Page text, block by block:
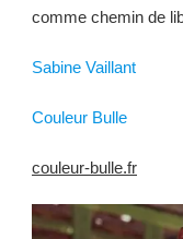
comme chemin de
Sabine Vaillant
Couleur Bulle
couleur-bulle.fr